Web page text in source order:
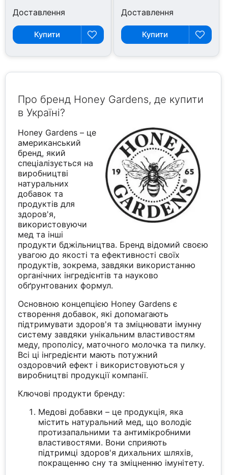
Доставлення
Купити
Доставлення
Купити
Про бренд Honey Gardens, де купити
в Україні?
Honey Gardens – це
американський
бренд, який
спеціалізується на
виробництві
натуральних
добавок та
продуктів для
здоров'я,
використовуючи
мед та інші
продукти бджільництва. Бренд відомий своєю
увагою до якості та ефективності своїх
продуктів, зокрема, завдяки використанню
органічних інгредієнтів та науково
обґрунтованих формул.
Основною концепцією Honey Gardens є
створення добавок, які допомагають
підтримувати здоров'я та зміцнювати імунну
систему завдяки унікальним властивостям
меду, прополісу, маточного молочка та пилку.
Всі ці інгредієнти мають потужний
оздоровчий ефект і використовуються у
виробництві продукції компанії.
Ключові продукти бренду:
Медові добавки – це продукція, яка
містить натуральний мед, що володіє
протизапальними та антимікробними
властивостями. Вони сприяють
підтримці здоров'я дихальних шляхів,
покращенню сну та зміцненню імунітету.